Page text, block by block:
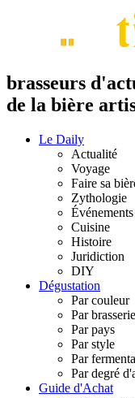
brasseurs
de la bière
Le Daily
Actualité
Voyage
Faire sa
Zythologie
Événements
Cuisine
Histoire
Juridiction
DIY
Dégustation
Par couleur
Par brasserie
Par pays
Par style
Par
Par degré
Guide d'Achat